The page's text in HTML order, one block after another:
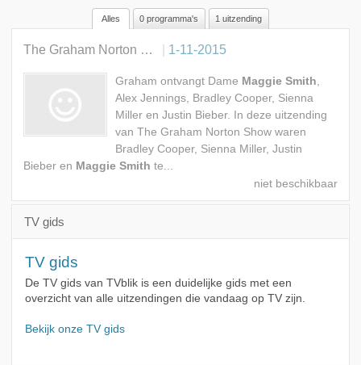
Alle rollen
Gast
Alles 0 programma's 1 uitzending
1-11-2015
Graham ontvangt Dame Maggie Smith
Alex Jennings, Bradley Cooper, Sienna
Miller en Justin Bieber. In deze uitzending
van The Graham Norton Show waren
Bradley Cooper, Sienna Miller, Justin
Bieber en Maggie Smith te...
TV gids
TV gids
De TV gids van TVblik is een duidelijke gids met een
overzicht van alle uitzendingen die vandaag op TV zijn.
Bekijk onze TV gids